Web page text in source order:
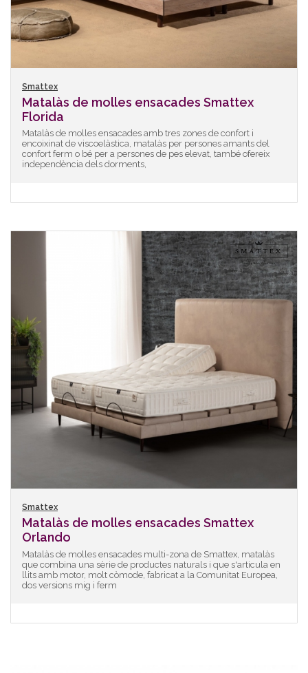
Smattex
Matalàs de molles ensacades Smattex
Florida
Matalàs de molles ensacades amb tres zones de confort i
encoixinat de viscoelàstica, matalàs per persones amants del
confort ferm o bé per a persones de pes elevat, també ofereix
independència dels dorments,
Smattex
Matalàs de molles ensacades Smattex
Orlando
Matalàs de molles ensacades multi-zona de Smattex, matalàs
que combina una sèrie de productes naturals i que s'articula en
llits amb motor, molt còmode, fabricat a la Comunitat Europea,
dos versions mig i ferm